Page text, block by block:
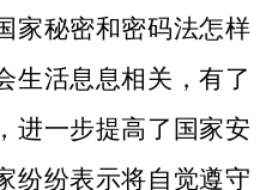
家秘密和密码法怎样
生活息息相关，有了
进一步提高了国家安
纷纷表示将自觉遵守